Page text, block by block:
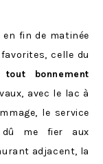
en fin de matinée
celle du
bonnement
avec le lac à
le service
dû me fier aux
adjacent, la